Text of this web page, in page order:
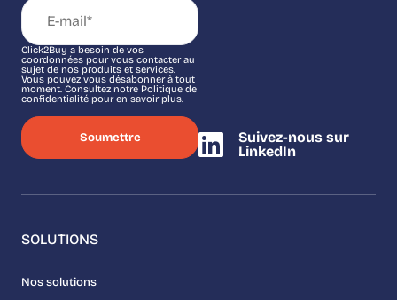
Click2Buy a besoin de vos
coordonnées pour vous contacter au
sujet de nos produits et services.
Vous pouvez vous désabonner à tout
moment. Consultez notre Politique de
confidentialité pour en savoir plus.
Suivez-nous sur
LinkedIn
SOLUTIONS
Nos solutions